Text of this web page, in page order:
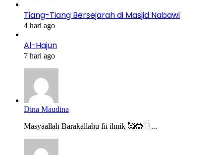
Tiang-Tiang Bersejarah di Masjid Nabawi
4 hari ago
Al-Hajun
7 hari ago
Dina Maudina
Masyaallah Barakallahu fii ilmik 🥰🤲🏻...